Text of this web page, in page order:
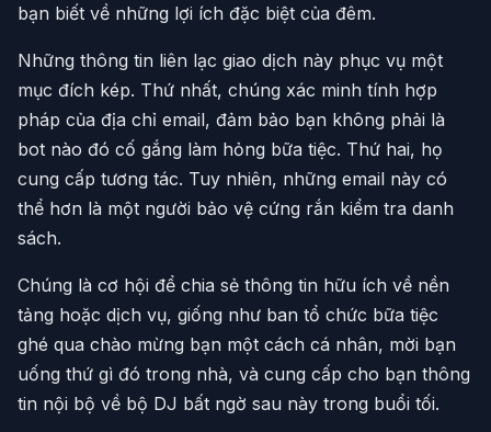
bạn biết về những lợi ích đặc biệt của đêm.
Những thông tin liên lạc giao dịch này phục vụ một
mục đích kép. Thứ nhất, chúng xác minh tính hợp
pháp của địa chỉ email, đảm bảo bạn không phải là
bot nào đó cố gắng làm hỏng bữa tiệc. Thứ hai, họ
cung cấp tương tác. Tuy nhiên, những email này có
thể hơn là một người bảo vệ cứng rắn kiểm tra danh
sách.
Chúng là cơ hội để chia sẻ thông tin hữu ích về nền
tảng hoặc dịch vụ, giống như ban tổ chức bữa tiệc
ghé qua chào mừng bạn một cách cá nhân, mời bạn
uống thứ gì đó trong nhà, và cung cấp cho bạn thông
tin nội bộ về bộ DJ bất ngờ sau này trong buổi tối.